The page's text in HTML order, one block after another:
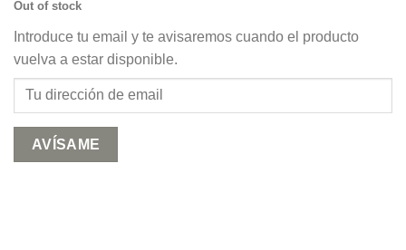
Out of stock
Introduce tu email y te avisaremos cuando el producto
vuelva a estar disponible.